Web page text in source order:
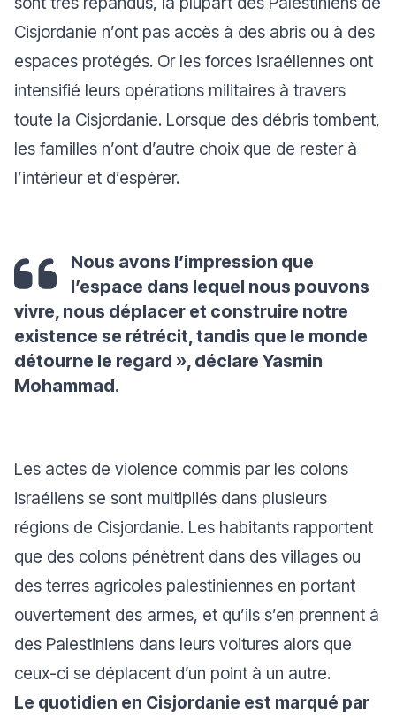
Cisjordanie n’ont pas accès à des abris ou à des
espaces protégés. Or les forces israéliennes ont
intensifié leurs opérations militaires à travers
toute la Cisjordanie. Lorsque des débris tombent,
les familles n’ont d’autre choix que de rester à
l’intérieur et d’espérer.
Nous avons l’impression que
l’espace dans lequel nous pouvons
vivre, nous déplacer et construire notre
existence se rétrécit, tandis que le monde
détourne le regard », déclare Yasmin
Mohammad.
Les actes de violence commis par les colons
israéliens se sont multipliés dans plusieurs
régions de Cisjordanie. Les habitants rapportent
que des colons pénètrent dans des villages ou
des terres agricoles palestiniennes en portant
ouvertement des armes, et qu’ils s’en prennent à
des Palestiniens dans leurs voitures alors que
ceux-ci se déplacent d’un point à un autre.
Le quotidien en Cisjordanie est marqué par